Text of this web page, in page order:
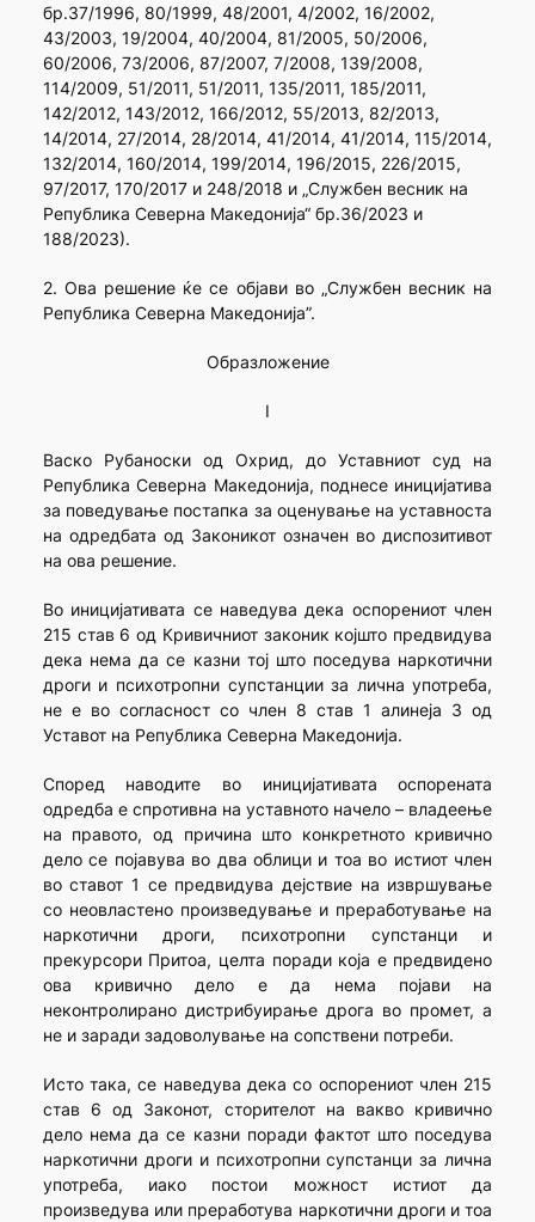
бр.37/1996, 80/1999, 48/2001, 4/2002, 16/2002,
43/2003, 19/2004, 40/2004, 81/2005, 50/2006,
60/2006, 73/2006, 87/2007, 7/2008, 139/2008,
114/2009, 51/2011, 51/2011, 135/2011, 185/2011,
142/2012, 143/2012, 166/2012, 55/2013, 82/2013,
14/2014, 27/2014, 28/2014, 41/2014, 41/2014, 115/2014,
132/2014, 160/2014, 199/2014, 196/2015, 226/2015,
97/2017, 170/2017 и 248/2018 и „Службен весник на
Република Северна Македонија“ бр.36/2023 и
188/2023).
2. Ова решение ќе се објави во „Службен весник на
Република Северна Македонија”.
Образложение
I
Васко Рубаноски од Охрид, до Уставниот суд на
Република Северна Македонија, поднесе иницијатива
за поведување постапка за оценување на уставноста
на одредбата од Законикот означен во диспозитивот
на ова решение.
Во иницијативата се наведува дека оспорениот член
215 став 6 од Кривичниот законик којшто предвидува
дека нема да се казни тој што поседува наркотични
дроги и психотропни супстанции за лична употреба,
не е во согласност со член 8 став 1 алинеја 3 од
Уставот на Република Северна Македонија.
Според наводите во иницијативата оспорената
одредба е спротивна на уставното начело – владеење
на правото, од причина што конкретното кривично
дело се појавува во два облици и тоа во истиот член
во ставот 1 се предвидува дејствие на извршување
со неовластено произведување и преработување на
наркотични дроги, психотропни супстанци и
прекурсори Притоа, целта поради која е предвидено
ова кривично дело е да нема појави на
неконтролирано дистрибуирање дрога во промет, а
не и заради задоволување на сопствени потреби.
Исто така, се наведува дека со оспорениот член 215
став 6 од Законот, сторителот на вакво кривично
дело нема да се казни поради фактот што поседува
наркотични дроги и психотропни супстанци за лична
употреба, иако постои можност истиот да
произведува или преработува наркотични дроги и тоа